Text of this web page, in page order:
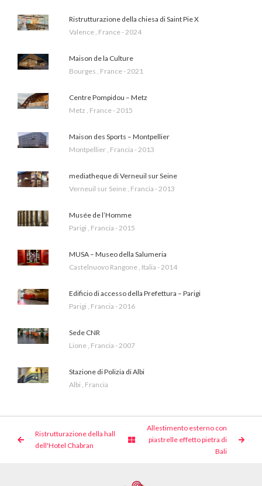
Ristrutturazione della chiesa di Saint Pie X
Valence , France - 2024
Maison de la Culture
Bourges , France - 2021
Centre Pompidou – Metz
Metz , France - 2015
Maison des Sports – Montpellier
Montpellier , Francia - 2013
mediatheque di Verneuil sur Seine
Verneuil sur Seine , Francia - 2013
Musée de l’Homme
Parigi , Francia - 2015
MUSA – Museo della Salumeria
Castelnuovo Rangone , Italia - 2014
Edificio di accesso della Prefettura – Parigi
Parigi , Francia - 2016
Sede CNR
Lione , Francia - 2007
Stazione di Polizia di Albi
Albi , Francia
Ristrutturazione della hall
dell'Hotel Chabran
Allestimento esterno con
piastrelle effetto pietra di
Bali